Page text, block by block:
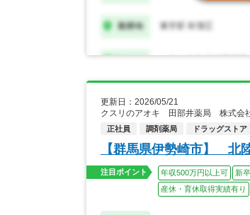
更新日：2026/05/21
クスリのアオキ 田部井薬局 株式会
正社員 調剤薬局 ドラッグストア
【群馬県伊勢崎市】 北
注目ポイント 年収500万円以上可 新
産休・育休取得実績有り